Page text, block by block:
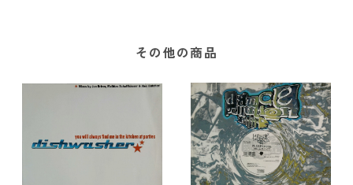
その他の商品